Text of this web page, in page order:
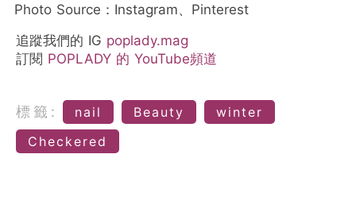
Photo Source：Instagram、Pinterest
追蹤我們的 IG poplady.mag
訂閱 POPLADY 的 YouTube頻道
標籤: nail Beauty
winter
Checkered